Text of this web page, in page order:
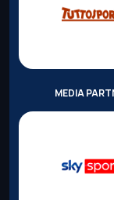
MEDIA